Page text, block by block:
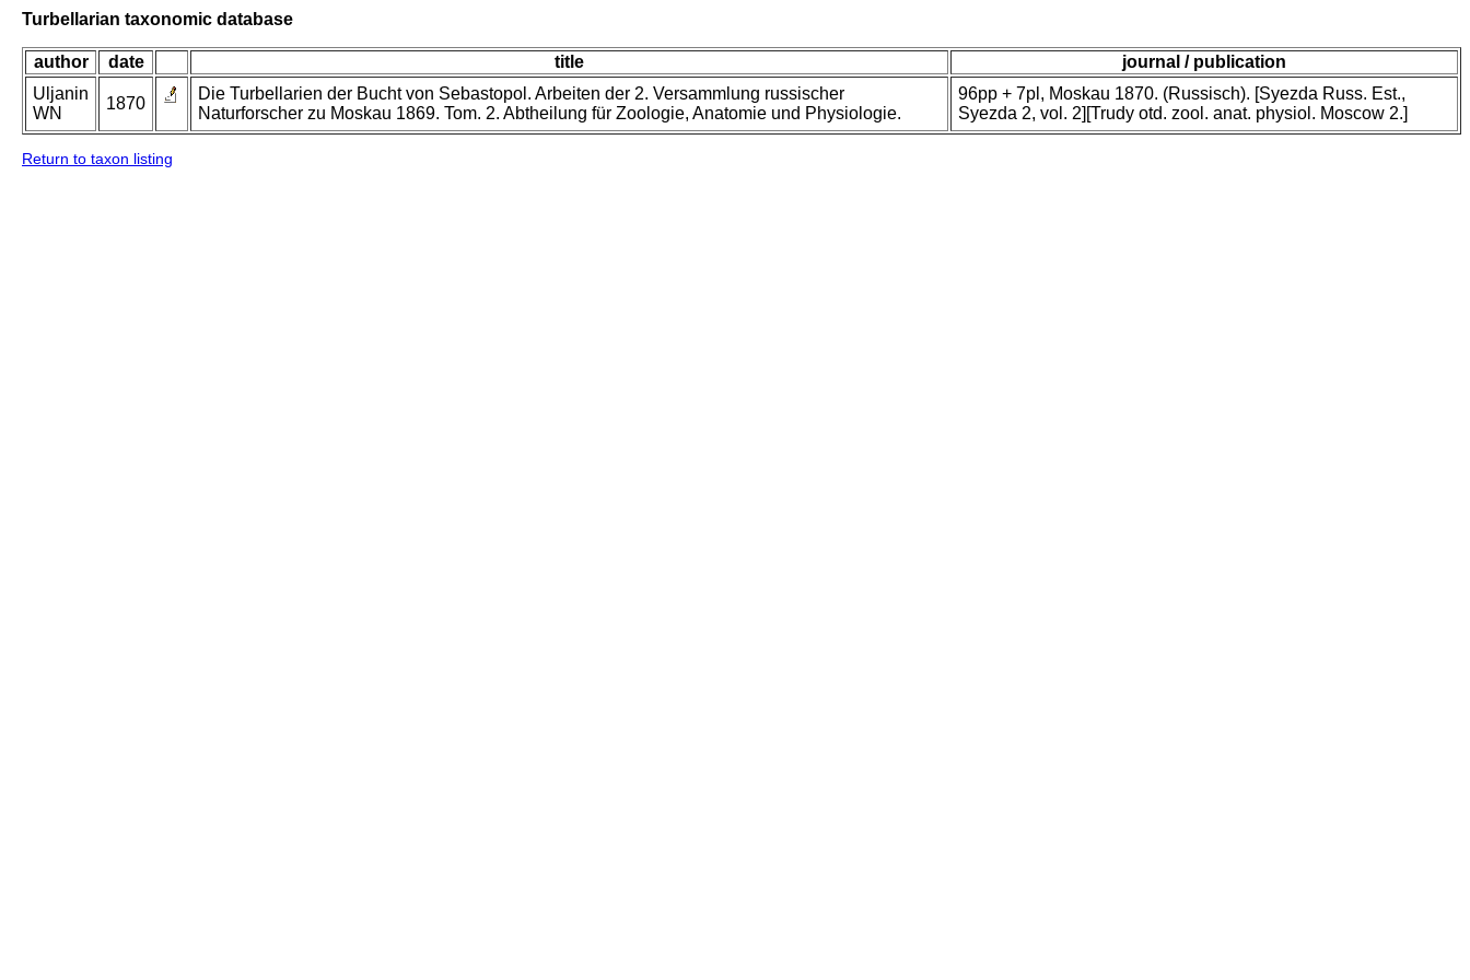
Turbellarian taxonomic database
author date title
journal / publication
Uljanin
WN
1870
Die Turbellarien der Bucht von Sebastopol. Arbeiten der 2. Versammlung russischer
Naturforscher zu Moskau 1869. Tom. 2. Abtheilung für Zoologie, Anatomie und Physiologie.
96pp + 7pl, Moskau 1870. (Russisch). [Syezda Russ. Est.,
Syezda 2, vol. 2][Trudy otd. zool. anat. physiol. Moscow 2.]
Return to taxon listing